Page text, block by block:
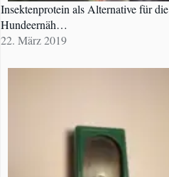
Insektenprotein als Alternative für die
Hundeernäh…
22. März 2019